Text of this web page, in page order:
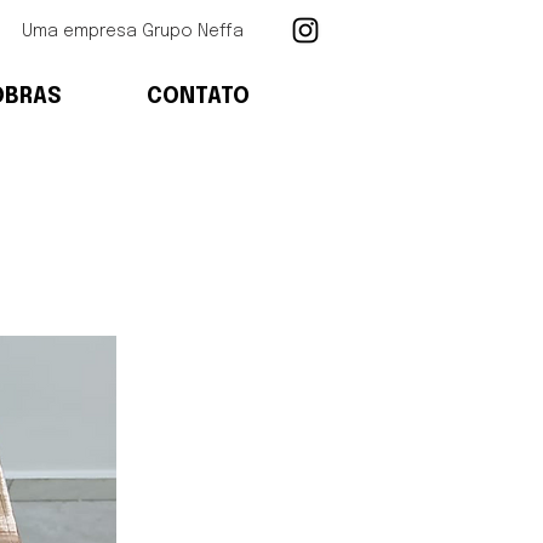
Uma empresa Grupo Neffa
CONTATO